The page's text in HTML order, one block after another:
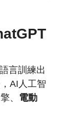
言訓練出
AI人工智
、 電動